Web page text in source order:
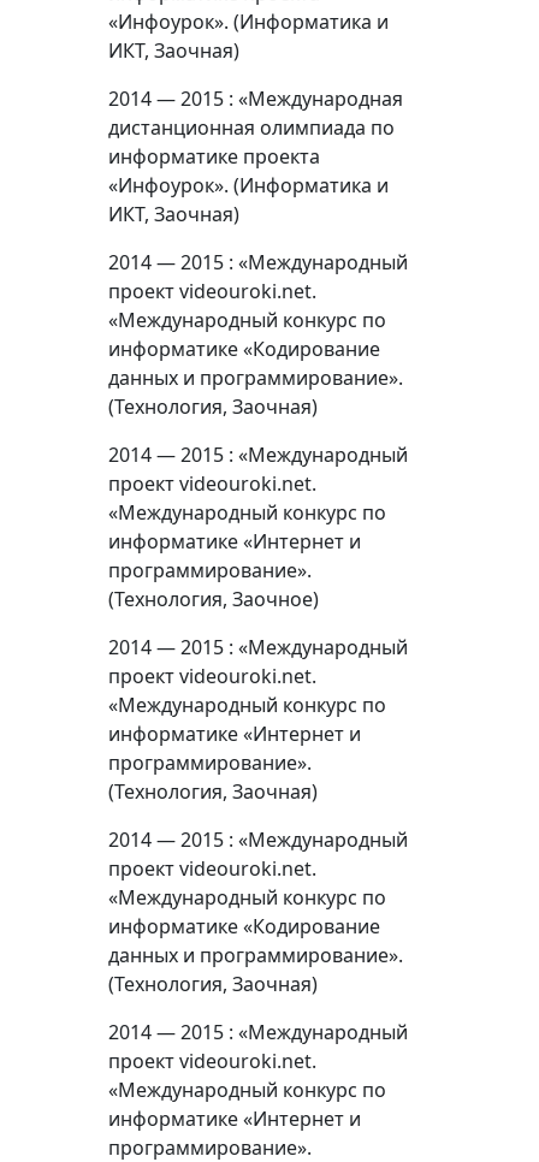
«Инфоурок». (Информатика и
ИКТ, Заочная)
2014 — 2015 : «Международная
дистанционная олимпиада по
информатике проекта
«Инфоурок». (Информатика и
ИКТ, Заочная)
2014 — 2015 : «Международный
проект videouroki.net.
«Международный конкурс по
информатике «Кодирование
данных и программирование».
(Технология, Заочная)
2014 — 2015 : «Международный
проект videouroki.net.
«Международный конкурс по
информатике «Интернет и
программирование».
(Технология, Заочное)
2014 — 2015 : «Международный
проект videouroki.net.
«Международный конкурс по
информатике «Интернет и
программирование».
(Технология, Заочная)
2014 — 2015 : «Международный
проект videouroki.net.
«Международный конкурс по
информатике «Кодирование
данных и программирование».
(Технология, Заочная)
2014 — 2015 : «Международный
проект videouroki.net.
«Международный конкурс по
информатике «Интернет и
программирование».